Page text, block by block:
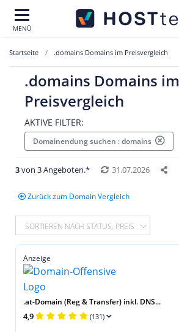
MENÜ
Startseite .domains Domains im Preisvergleich
.domains Domains im
Preisvergleich
AKTIVE FILTER:
Domainendung suchen : domains
3von 3 Angeboten.* 31.07.2026
Zurück zum Domain Vergleich
SORTIEREN NACH STATUS, PREIS
Anzeige
.at-Domain (Reg & Transfer) inkl. DNS...
4,9 (131)